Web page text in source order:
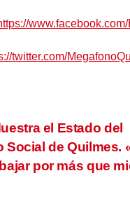
twitter.com/
el Estado del
Social de Quilmes.
por más que